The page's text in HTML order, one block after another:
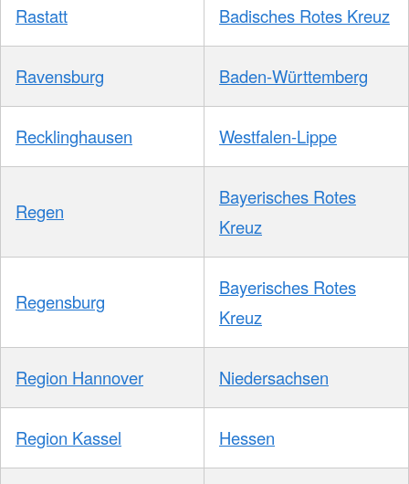
Rastatt Badisches Rotes Kreuz
Ravensburg Baden-Württemberg
Recklinghausen Westfalen-Lippe
Regen
Bayerisches Rotes
Kreuz
Regensburg
Bayerisches Rotes
Kreuz
Region Hannover Niedersachsen
Region Kassel Hessen